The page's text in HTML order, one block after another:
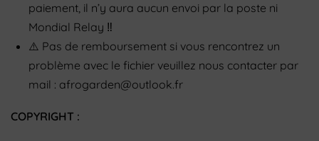
paiement, il n’y aura aucun envoi par la poste ni
Mondial Relay ‼️
⚠️ Pas de remboursement si vous rencontrez un
problème avec le fichier veuillez nous contacter par
mail : afrogarden@outlook.fr
COPYRIGHT :